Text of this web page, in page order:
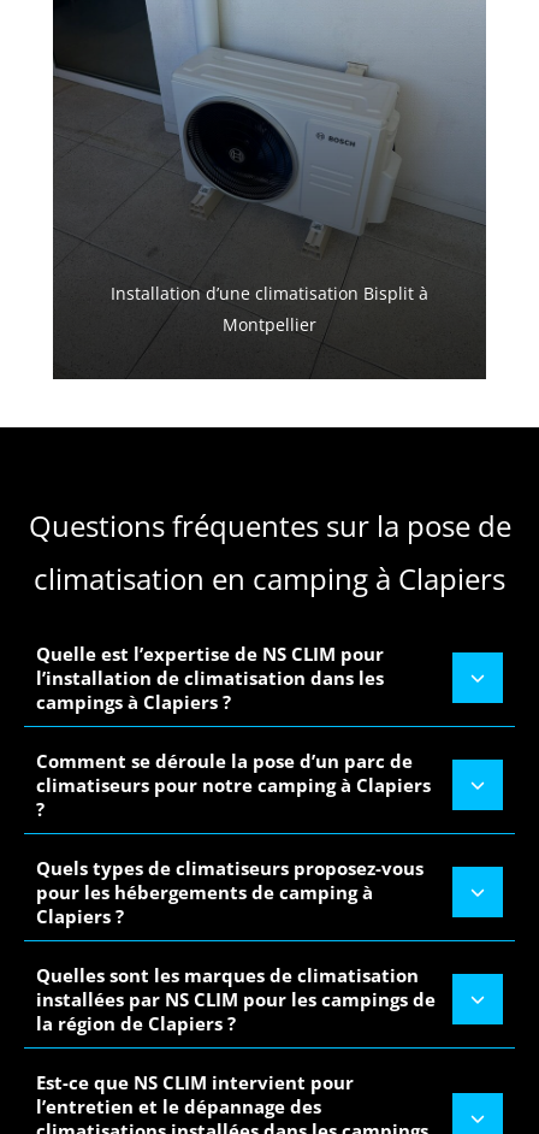
Installation d’une climatisation Bisplit à
Montpellier
Questions fréquentes sur la pose de
climatisation en camping à Clapiers
Quelle est l’expertise de NS CLIM pour
l’installation de climatisation dans les
campings à Clapiers ?
Comment se déroule la pose d’un parc de
climatiseurs pour notre camping à Clapiers
?
Quels types de climatiseurs proposez-vous
pour les hébergements de camping à
Clapiers ?
Quelles sont les marques de climatisation
installées par NS CLIM pour les campings de
la région de Clapiers ?
Est-ce que NS CLIM intervient pour
l’entretien et le dépannage des